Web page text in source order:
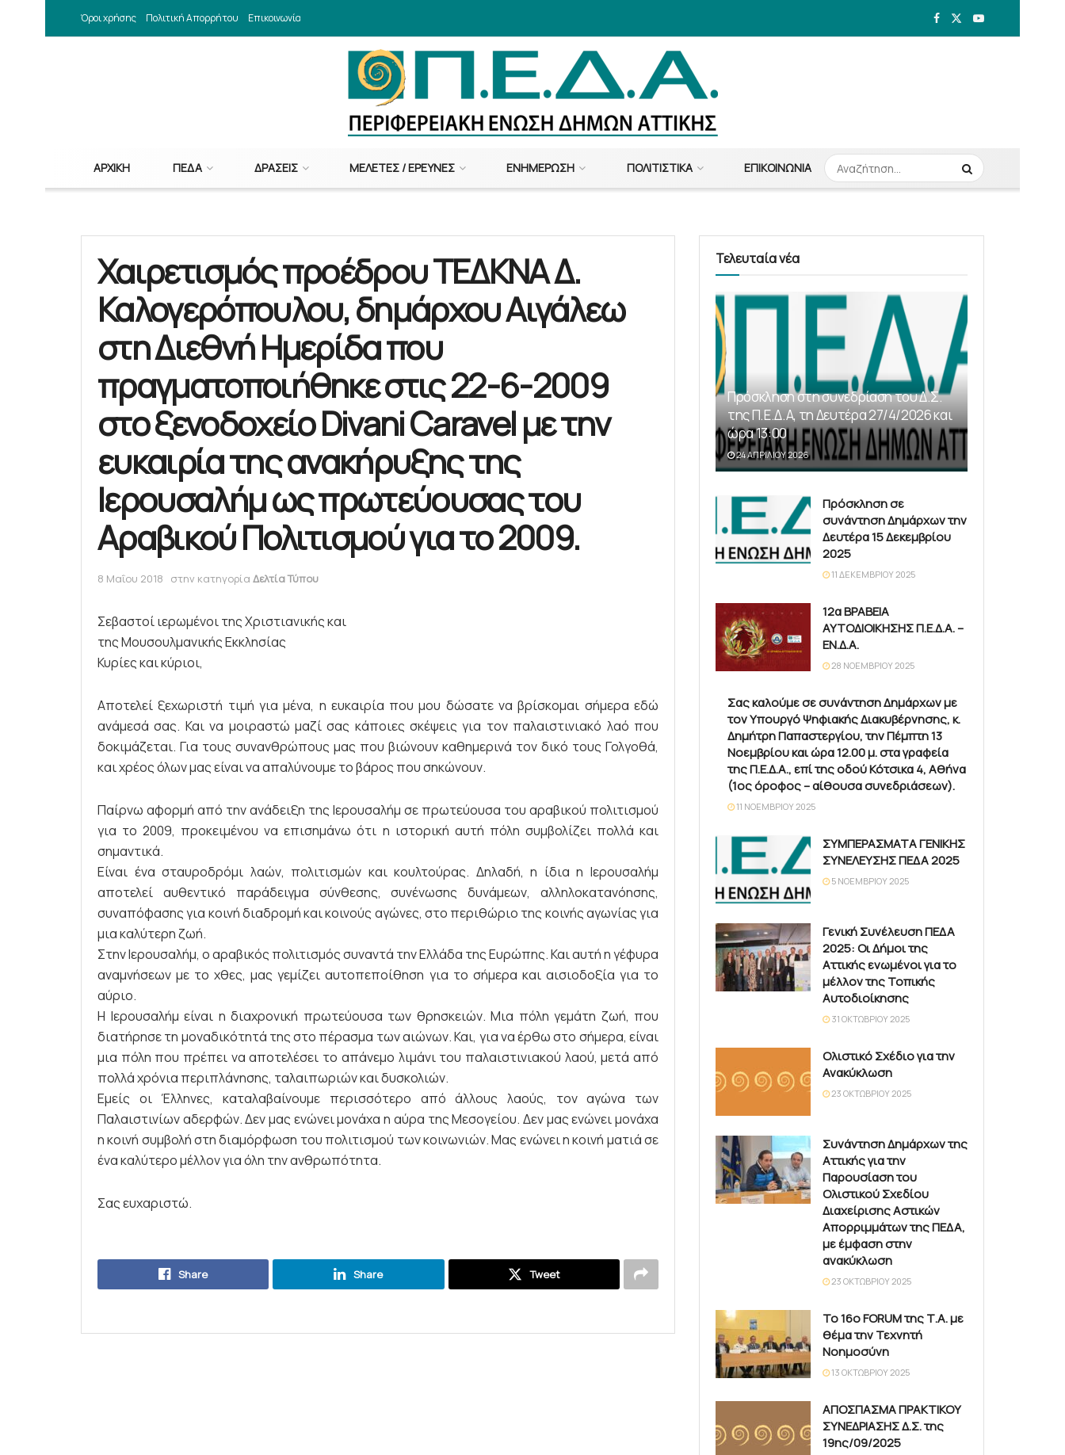
Όροι χρήσης Πολιτική Απορρήτου Επικοινωνία
ΑΡΧΙΚΉ ΠΕΔΑ ΔΡΆΣΕΙΣ ΜΕΛΈΤΕΣ / ΈΡΕΥΝΕΣ ΕΝΗΜΈΡΩΣΗ ΠΟΛΙΤΙΣΤΙΚΆ ΕΠΙΚΟΙΝΩΝΊΑ
Χαιρετισμός προέδρου ΤΕΔΚΝΑ Δ.
Καλογερόπουλου, δημάρχου Αιγάλεω
στη Διεθνή Ημερίδα που
πραγματοποιήθηκε στις 22-6-2009
στο ξενοδοχείο Divani Caravel με την
ευκαιρία της ανακήρυξης της
Ιερουσαλήμ ως πρωτεύουσας του
Αραβικού Πολιτισμού για το 2009.
8 Μαΐου 2018 στην κατηγορία Δελτία Τύπου
Σεβαστοί ιερωμένοι της Χριστιανικής και
της Μουσουλμανικής Εκκλησίας
Κυρίες και κύριοι,
Αποτελεί ξεχωριστή τιμή για μένα, η ευκαιρία που μου δώσατε να βρίσκομαι σήμερα εδώ
ανάμεσά σας. Και να μοιραστώ μαζί σας κάποιες σκέψεις για τον παλαιστινιακό λαό που
δοκιμάζεται. Για τους συνανθρώπους μας που βιώνουν καθημερινά τον δικό τους Γολγοθά,
και χρέος όλων μας είναι να απαλύνουμε το βάρος που σηκώνουν.
Παίρνω αφορμή από την ανάδειξη της Ιερουσαλήμ σε πρωτεύουσα του αραβικού πολιτισμού
για το 2009, προκειμένου να επισημάνω ότι η ιστορική αυτή πόλη συμβολίζει πολλά και
σημαντικά.
Είναι ένα σταυροδρόμι λαών, πολιτισμών και κουλτούρας. Δηλαδή, η ίδια η Ιερουσαλήμ
αποτελεί αυθεντικό παράδειγμα σύνθεσης, συνένωσης δυνάμεων, αλληλοκατανόησης,
συναπόφασης για κοινή διαδρομή και κοινούς αγώνες, στο περιθώριο της κοινής αγωνίας για
μια καλύτερη ζωή.
Στην Ιερουσαλήμ, ο αραβικός πολιτισμός συναντά την Ελλάδα της Ευρώπης. Και αυτή η γέφυρα
αναμνήσεων με το χθες, μας γεμίζει αυτοπεποίθηση για το σήμερα και αισιοδοξία για το
αύριο.
Η Ιερουσαλήμ είναι η διαχρονική πρωτεύουσα των θρησκειών. Μια πόλη γεμάτη ζωή, που
διατήρησε τη μοναδικότητά της στο πέρασμα των αιώνων. Και, για να έρθω στο σήμερα, είναι
μια πόλη που πρέπει να αποτελέσει το απάνεμο λιμάνι του παλαιστινιακού λαού, μετά από
πολλά χρόνια περιπλάνησης, ταλαιπωριών και δυσκολιών.
Εμείς οι Έλληνες, καταλαβαίνουμε περισσότερο από άλλους λαούς, τον αγώνα των
Παλαιστινίων αδερφών. Δεν μας ενώνει μονάχα η αύρα της Μεσογείου. Δεν μας ενώνει μονάχα
η κοινή συμβολή στη διαμόρφωση του πολιτισμού των κοινωνιών. Μας ενώνει η κοινή ματιά σε
ένα καλύτερο μέλλον για όλη την ανθρωπότητα.
Σας ευχαριστώ.
Share Share Tweet
Τελευταία νέα
Πρόσκληση στη συνεδρίαση του Δ.Σ.
της Π.Ε.Δ.Α, τη Δευτέρα 27/4/2026 και
ώρα 13:00
24 ΑΠΡΙΛΊΟΥ 2026
Πρόσκληση σε
συνάντηση Δημάρχων την
Δευτέρα 15 Δεκεμβρίου
2025
11 ΔΕΚΕΜΒΡΊΟΥ 2025
12α ΒΡΑΒΕΙΑ
ΑΥΤΟΔΙΟΙΚΗΣΗΣ Π.Ε.Δ.Α. –
ΕΝ.Δ.Α.
28 ΝΟΕΜΒΡΊΟΥ 2025
Σας καλούμε σε συνάντηση Δημάρχων με
τον Υπουργό Ψηφιακής Διακυβέρνησης, κ.
Δημήτρη Παπαστεργίου, την Πέμπτη 13
Νοεμβρίου και ώρα 12.00 μ. στα γραφεία
της Π.Ε.Δ.Α., επί της οδού Κότσικα 4, Αθήνα
(1ος όροφος – αίθουσα συνεδριάσεων).
11 ΝΟΕΜΒΡΊΟΥ 2025
ΣΥΜΠΕΡΑΣΜΑΤΑ ΓΕΝΙΚΗΣ
ΣΥΝΕΛΕΥΣΗΣ ΠΕΔΑ 2025
5 ΝΟΕΜΒΡΊΟΥ 2025
Γενική Συνέλευση ΠΕΔΑ
2025: Οι Δήμοι της
Αττικής ενωμένοι για το
μέλλον της Τοπικής
Αυτοδιοίκησης
31 ΟΚΤΩΒΡΊΟΥ 2025
Ολιστικό Σχέδιο για την
Ανακύκλωση
23 ΟΚΤΩΒΡΊΟΥ 2025
Συνάντηση Δημάρχων της
Αττικής για την
Παρουσίαση του
Ολιστικού Σχεδίου
Διαχείρισης Αστικών
Απορριμμάτων της ΠΕΔΑ,
με έμφαση στην
ανακύκλωση
23 ΟΚΤΩΒΡΊΟΥ 2025
Το 16ο FORUM της Τ.Α. με
θέμα την Τεχνητή
Νοημοσύνη
13 ΟΚΤΩΒΡΊΟΥ 2025
ΑΠΟΣΠΑΣΜΑ ΠΡΑΚΤΙΚΟΥ
ΣΥΝΕΔΡΙΑΣΗΣ Δ.Σ. της
19ης/09/2025